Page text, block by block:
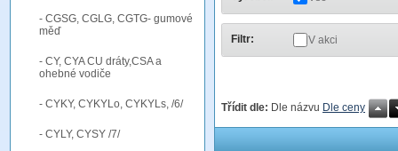
- CGSG, CGLG, CGTG- gumové
měď
- CY, CYA CU dráty,CSA a
ohebné vodiče
- CYKY, CYKYLo, CYKYLs, /6/
- CYLY, CYSY /7/
Filtr: V akci
Třídit dle: Dle názvu Dle ceny